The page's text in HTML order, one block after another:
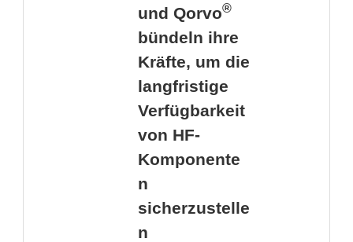
und Qorvo®
bündeln ihre
Kräfte, um die
langfristige
Verfügbarkeit
von HF-
Komponente
n
sicherzustelle
n